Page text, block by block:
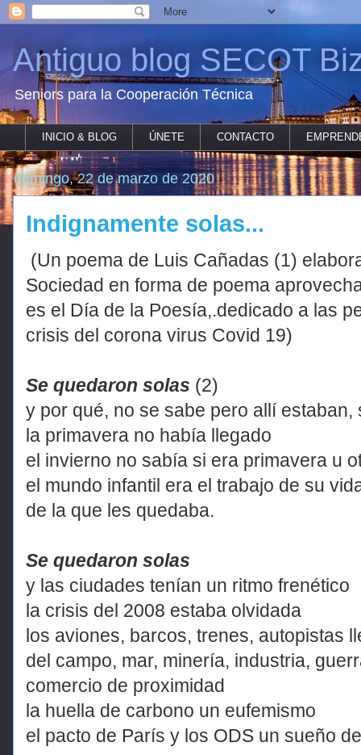
Antiguo blog SECOT
Seniors para la Cooperación Técnica
INICIO & BLOG ÚNETE CONTACTO
domingo, 22 de marzo de 2020
Indignamente solas...
(Un poema de Luis Cañadas (1)
Sociedad en forma de poema
es el Día de la Poesía,.dedicado a las
crisis del corona virus Covid 19)
Se quedaron solas (2)
y por qué, no se sabe pero allí estaban,
la primavera no había llegado
el invierno no sabía si era primavera u
el mundo infantil era el trabajo de su
de la que les quedaba.
Se quedaron solas
y las ciudades tenían un ritmo frenético
la crisis del 2008 estaba olvidada
los aviones, barcos, trenes, autopistas
del campo, mar, minería, industria,
comercio de proximidad
la huella de carbono un eufemismo
el pacto de París y los ODS un sueño